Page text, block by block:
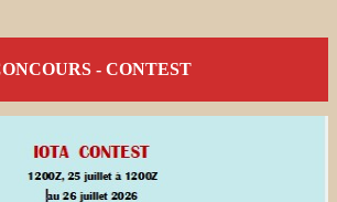
- CONTEST